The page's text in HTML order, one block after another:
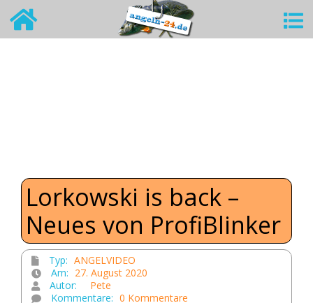
Lorkowski is back –
Neues von ProfiBlinker
Typ: ANGELVIDEO
Am: 27. August 2020
Autor:
Pete
Kommentare: 0 Kommentare